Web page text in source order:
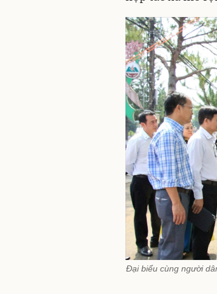
Đại biểu cùng người